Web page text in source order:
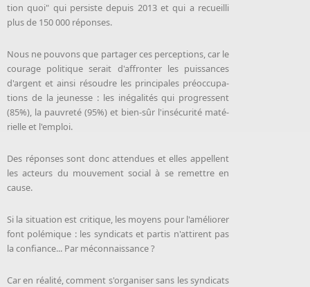
tion quoi" qui per­siste de­puis 2013 et qui a re­cueilli
plus de 150 000 ré­ponses.
Nous ne pou­vons que par­ta­ger ces perceptions, car le
courage politique serait d'af­fron­ter les puis­sances
d'ar­gent et ain­si ré­soudre les princi­pales pré­oc­cu­pa­
tions de la jeunesse : les in­éga­li­tés qui pro­gressent
(85%), la pau­vre­té (95%) et bien­-sûr l'insécu­ri­té ma­té­
rielle et l'em­ploi.
Des ré­ponses sont donc at­ten­dues et elles ap­pellent
les ac­teurs du mou­ve­ment so­cial à se re­mettre en
cause.
Si la si­tua­tion est cri­tique, les moyens pour l'amélio­rer
font po­lémique : les syn­di­cats et par­tis n'at­tirent pas
la confiance... Par mécon­nais­sance ?
Car en réa­li­té, com­ment s'or­gani­ser sans les syn­di­cats